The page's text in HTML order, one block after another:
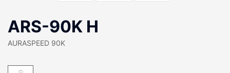
ARS-90K H
AURASPEED 90K